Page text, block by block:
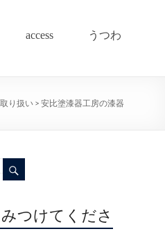
access うつわ
り扱い> 安比塗漆器工房の漆器
つけてくださ